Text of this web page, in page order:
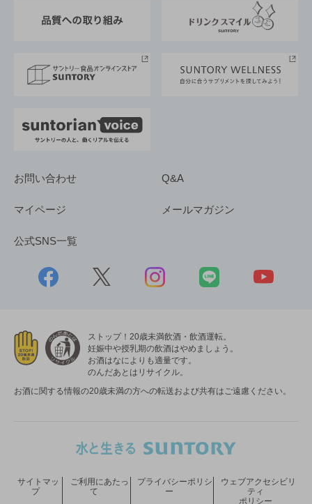
採用情報
お問い合わせ Q&A
マイページ メールマガジン
公式SNS一覧
ストップ！20歳未満飲酒・飲酒運転。
妊娠中や授乳期の飲酒はやめましょう。
お酒はなによりも適量です。
のんだあとはリサイクル。
お酒に関する情報の20歳未満の方への転送および共有はご遠慮ください。
サイトマッ
プ
ご利用にあたっ
て
プライバシーポリシ
ー
ウェブアクセシビリ
ティ
ポリシー